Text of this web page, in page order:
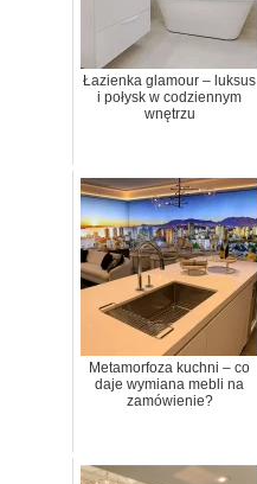
Łazienka glamour – luksus
i połysk w codziennym
wnętrzu
Metamorfoza kuchni – co
daje wymiana mebli na
zamówienie?